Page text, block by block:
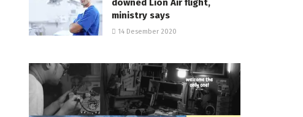
ministry says
14 Desember 2020